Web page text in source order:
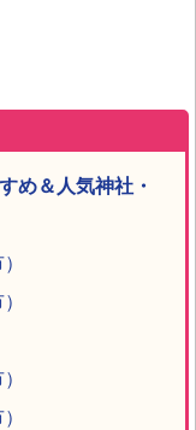
め＆人気神社・